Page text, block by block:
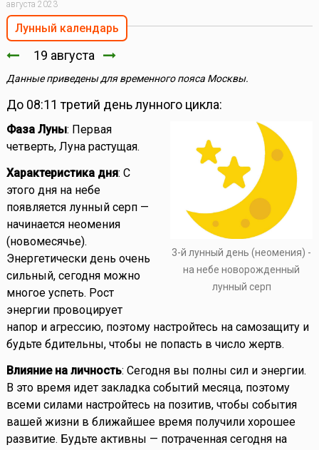
августа 2023
Лунный календарь
19 августа
Данные приведены для временного пояса Москвы.
До 08:11 третий день лунного цикла:
3-й лунный день (неомения) -
на небе новорожденный
лунный серп
Фаза Луны: Первая
четверть, Луна растущая.
Характеристика дня: С
этого дня на небе
появляется лунный серп —
начинается неомения
(новомесячье).
Энергетически день очень
сильный, сегодня можно
многое успеть. Рост
энергии провоцирует
напор и агрессию, поэтому настройтесь на самозащиту и
будьте бдительны, чтобы не попасть в число жертв.
Влияние на личность: Сегодня вы полны сил и энергии.
В это время идет закладка событий месяца, поэтому
всеми силами настройтесь на позитив, чтобы события
вашей жизни в ближайшее время получили хорошее
развитие. Будьте активны — потраченная сегодня на